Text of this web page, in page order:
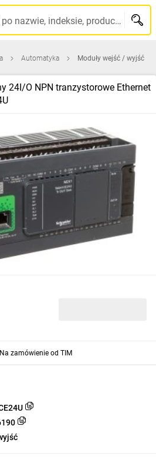
Szukaj po nazwie, indeksie, producencie, kodzie kreskowym...
Automatyka Moduły wejść / wyjść
24I/O NPN tranzystorowe Ethernet
Na zamówienie od TIM